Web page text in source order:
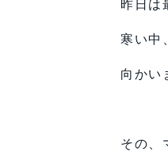
昨日は
寒い中
向かい
その、